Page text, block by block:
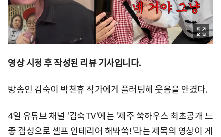
영상 시청 후 작성된 리뷰 기사입니다.
방송인 김숙이 박천휴 작가에게 플러팅해 웃음을 안겼다.
4일 유튜브 채널 '김숙TV'에는 '제주 쑥하우스 최초공개 느
좋 갬성으로 셀프 인테리어 해봐쑥!'라는 제목의 영상이 게